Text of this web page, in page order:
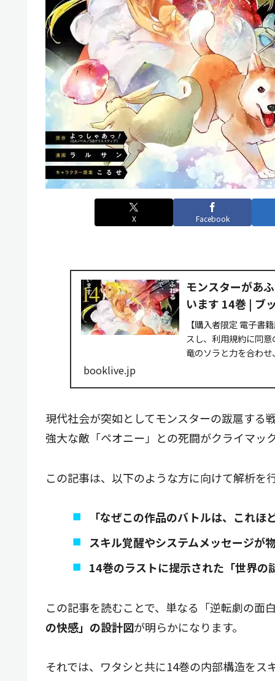
X Facebook
モンスターがあ
います 14巻 | ブ
【購入者限定 電子書
スし、利用規約に同
竜のソラと力を合わ
booklive.jp
現代社会が突如としてモンスターの跋扈する
強大な敵「ペオニー」との死闘がクライマッ
この記事は、以下のような方に向けて解析を
「なぜこの作品のバトルは、これ
スキル覚醒やシステムメッセージが
14巻のラストに提示された「世界の
この記事を読むことで、単なる「逆転劇の面
の快感」の設計図が明らかになります。
それでは、ワタシと共に14巻の内部構造をス